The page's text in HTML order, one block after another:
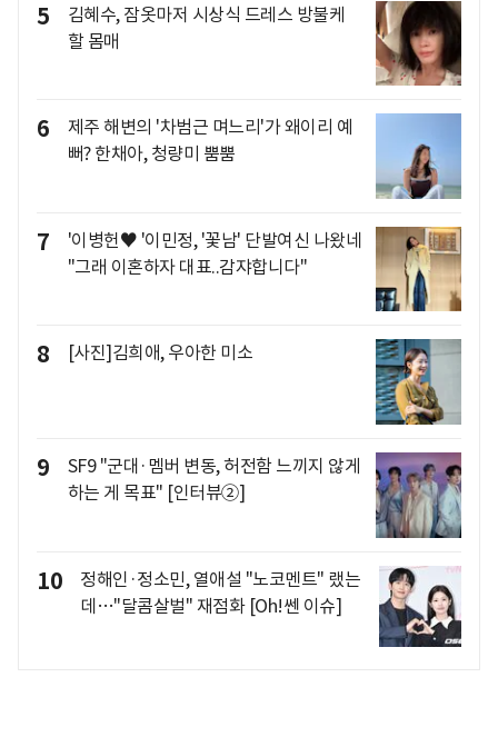
5
김혜수, 잠옷마저 시상식 드레스 방불케
할 몸매
6
제주 해변의 '차범근 며느리'가 왜이리 예
뻐? 한채아, 청량미 뿜뿜
7
'이병헌♥ '이민정, '꽃남' 단발여신 나왔네
"그래 이혼하자 대표..감쟈합니다"
8 [사진]김희애, 우아한 미소
9
SF9 "군대·멤버 변동, 허전함 느끼지 않게
하는 게 목표" [인터뷰②]
10
정해인·정소민, 열애설 "노코멘트" 랬는
데…"달콤살벌" 재점화 [Oh!쎈 이슈]